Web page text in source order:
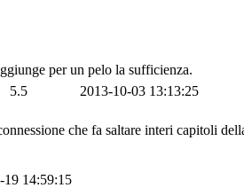
per un pelo la sufficienza.
5.5
2013-10-03 13:13:25
che fa saltare interi capitoli
19 14:59:15